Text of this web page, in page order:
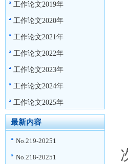
工作论文2019年
工作论文2020年
工作论文2021年
工作论文2022年
工作论文2023年
工作论文2024年
工作论文2025年
最新内容
No.219-20251
No.218-20251